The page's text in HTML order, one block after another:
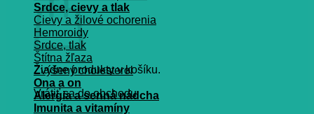
Žiadne produkty v košíku.
Vrátiť sa do obchodu
Srdce, cievy a tlak
Cievy a žilové ochorenia
Hemoroidy
Srdce, tlak
Štítna žľaza
Zvýšený cholesterol
Ona a on
Alergia a senná nádcha
Imunita a vitamíny